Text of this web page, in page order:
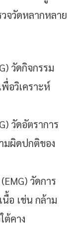
จวัดหลากหลาย
วัดกิจกรรม
อวิเคราะห์
วัดอัตราการ
มผิดปกติของ
วัดการ
นื้อ เช่น กล้าม
ต้คาง